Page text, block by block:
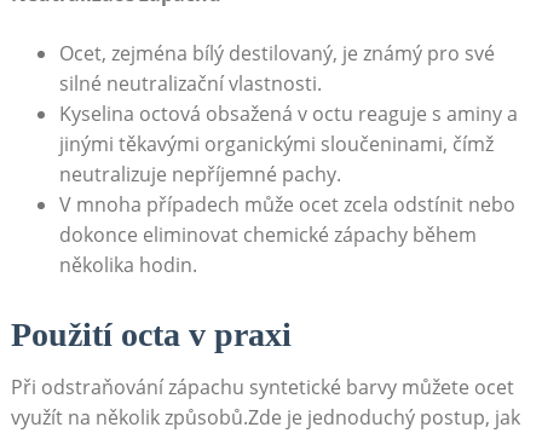
Ocet, zejména‌ bílý destilovaný, ⁤je známý pro své
‍silné ⁤neutralizační⁤ vlastnosti.
Kyselina ​octová obsažená v octu reaguje s ⁢aminy ‌a
jinými ⁣těkavými organickými ‍sloučeninami, čímž
⁢neutralizuje nepříjemné​ pachy.
V ‍mnoha případech může ⁢ocet zcela odstínit nebo
dokonce eliminovat chemické zápachy během
několika hodin.
Použití octa v praxi
Při​ odstraňování zápachu syntetické ⁣barvy můžete ocet
⁣využít ⁤na ⁢několik způsobů.Zde je jednoduchý postup, jak